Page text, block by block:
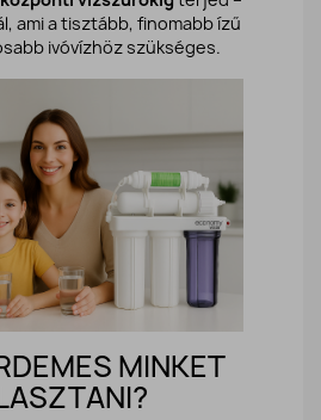
ami a tisztább, finomabb ízű
ivóvízhöz szükséges.
MINKET